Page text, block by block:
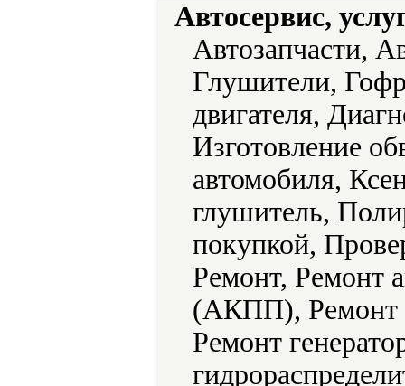
Автосервис,
Автозапчасти,
Глушители,
двигателя,
Изготовление
автомобиля,
глушитель,
покупкой,
Ремонт, Ремонт
(АКПП), Ремонт
Ремонт